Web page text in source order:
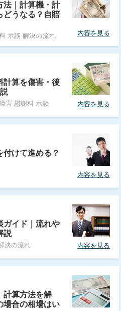
法｜計算機・計
どうなる？自賠
示談 解決の流れ 内容を見る
計算を傷害・後
害 慰謝料 示談 内容を見る
けて進める？
内容を見る
ガイド｜流れや
説
決の流れ 内容を見る
計算方法を解
場合の相場はい